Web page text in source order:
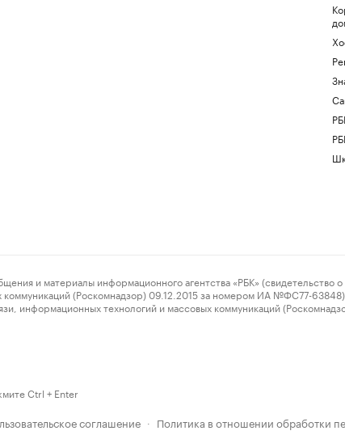
материалы информационного агентства «РБК» (свидетельство о
(Роскомнадзор) 09.12.2015 за номером ИА №ФС77-63848)
информационных технологий и массовых коммуникаций
Ctrl + Enter
соглашение · Политика в отношении обработки